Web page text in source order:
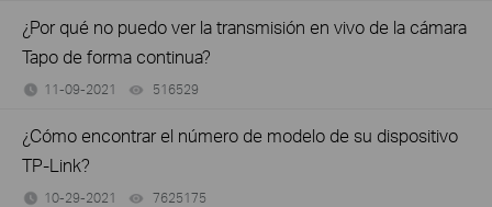
¿Por qué no puedo ver la transmisión en vivo de la cámara
Tapo de forma continua?
11-09-2021 516529
¿Cómo encontrar el número de modelo de su dispositivo
TP-Link?
10-29-2021 7625175